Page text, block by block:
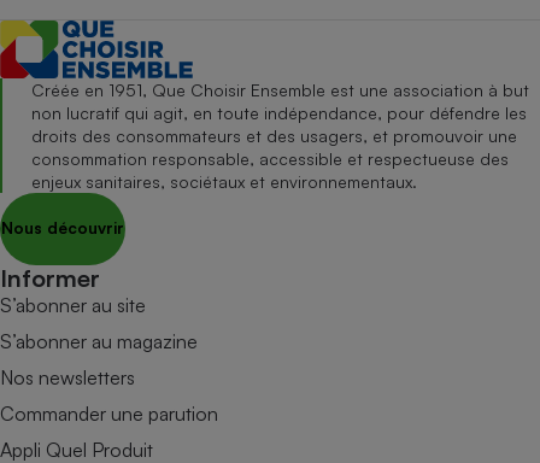
Créée en 1951, Que Choisir Ensemble est une association à but
non lucratif qui agit, en toute indépendance, pour défendre les
droits des consommateurs et des usagers, et promouvoir une
consommation responsable, accessible et respectueuse des
enjeux sanitaires, sociétaux et environnementaux.
Nous découvrir
Informer
S’abonner au site
S’abonner au magazine
Nos newsletters
Commander une parution
Appli Quel Produit